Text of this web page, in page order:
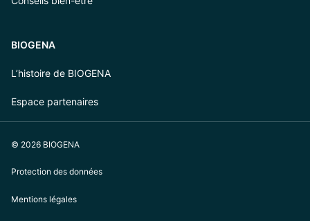
BIOGENA
L’histoire de BIOGENA
Espace partenaires
© 2026 BIOGENA
Protection des données
Mentions légales